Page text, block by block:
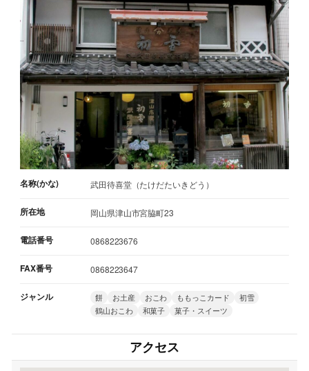
名称(かな) 武田待喜堂（たけだたいきどう）
所在地 岡山県津山市宮脇町23
電話番号 0868223676
FAX番号 0868223647
ジャンル 餅 お土産 おこわ ももっこカード
初雪
鶴山おこわ
和菓子 菓子・スイーツ
アクセス